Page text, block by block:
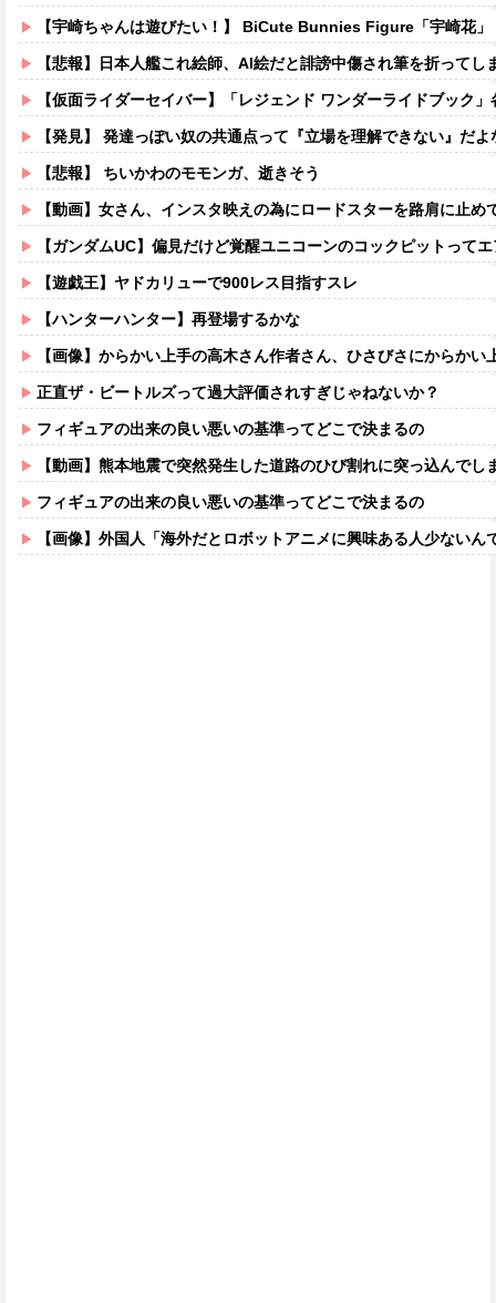
【宇崎ちゃんは遊びたい！】 BiCute Bunnies Figure「宇崎花」「宇崎月」メタリックパープルver. プライ
【悲報】日本人艦これ絵師、AI絵だと誹謗中傷され筆を折ってし
【仮面ライダーセイバー】「レジェンド ワンダーライドブック
【発見】 発達っぽい奴の共通点って『立場を理解できない』だよ
【悲報】 ちいかわのモモンガ、逝きそう
【動画】女さん、インスタ映えの為にロードスターを路肩に止めて記念撮影していたら後続車に突っ
【ガンダムUC】偏見だけど覚醒ユニコーンのコックピットってエア
【遊戯王】ヤドカリューで900レス目指すスレ
【ハンターハンター】再登場するかな
【画像】からかい上手の高木さん作者さん、ひさびさにからかい上手の高木
正直ザ・ビートルズって過大評価されすぎじゃねないか？
フィギュアの出来の良い悪いの基準ってどこで決まるの
【動画】熊本地震で突然発生した道路のひび割れに突っ込んでし
フィギュアの出来の良い悪いの基準ってどこで決まるの
【画像】外国人「海外だとロボットアニメに興味ある人少ないん